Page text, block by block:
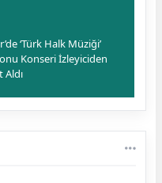
‘Türk Halk Müziği’
Konseri İzleyiciden
Aldı